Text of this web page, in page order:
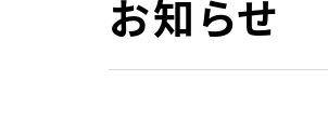
お知らせ